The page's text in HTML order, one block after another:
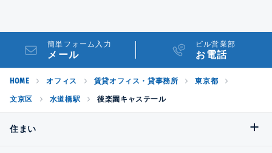
簡単フォーム入力
メール
ビル営業部
お電話
HOME オフィス 賃貸オフィス・貸事務所 東京都
文京区 水道橋駅 後楽園キャステール
住まい